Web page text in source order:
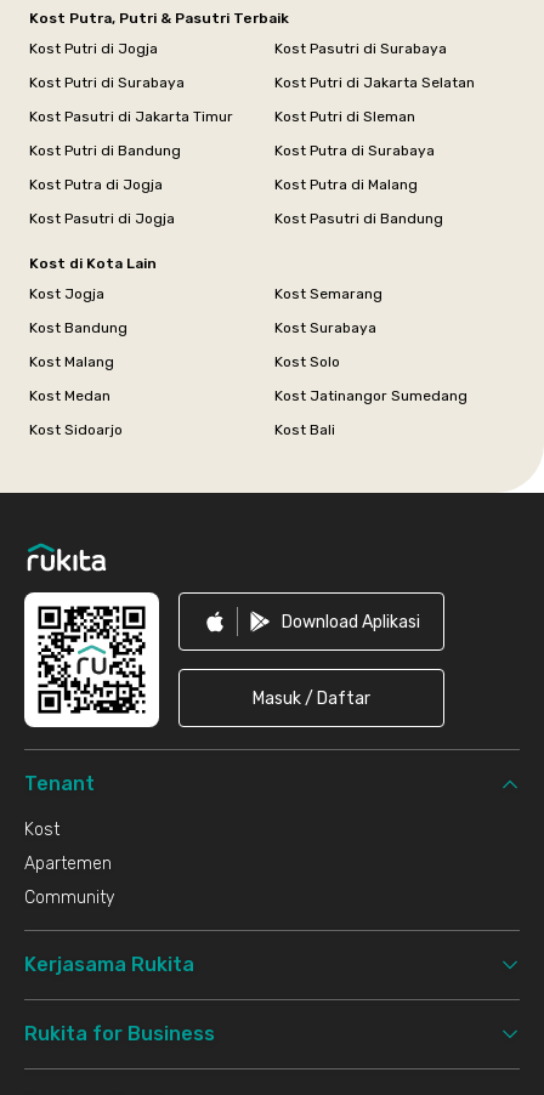
Kost Putra, Putri & Pasutri Terbaik
Kost Putri di Jogja
Kost Pasutri di Surabaya
Kost Putri di Surabaya
Kost Putri di Jakarta Selatan
Kost Pasutri di Jakarta Timur
Kost Putri di Sleman
Kost Putri di Bandung
Kost Putra di Surabaya
Kost Putra di Jogja
Kost Putra di Malang
Kost Pasutri di Jogja
Kost Pasutri di Bandung
Kost di Kota Lain
Kost Jogja
Kost Semarang
Kost Bandung
Kost Surabaya
Kost Malang
Kost Solo
Kost Medan
Kost Jatinangor Sumedang
Kost Sidoarjo
Kost Bali
Download Aplikasi
Masuk / Daftar
Tenant
Kost
Apartemen
Community
Kerjasama Rukita
Rukita for Business